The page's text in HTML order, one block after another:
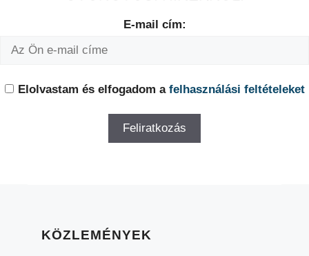
E-mail cím:
Elolvastam és elfogadom a felhasználási feltételeket
KÖZLEMÉNYEK